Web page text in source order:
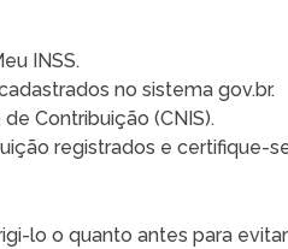
INSS.
no sistema gov.br.
Contribuição (CNIS).
registrados e certifique-
lo o quanto antes para